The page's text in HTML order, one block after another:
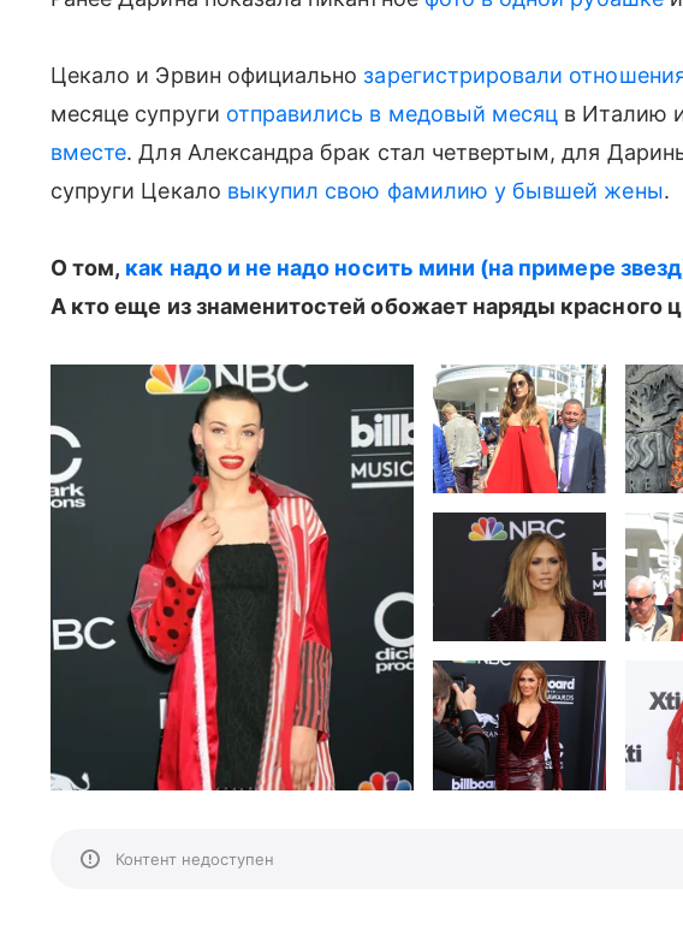
Цекало и Эрвин официально зарегистрировали
месяце супруги отправились в медовый месяц в Италию
вместе. Для Александра брак стал четвертым, для
супруги Цекало выкупил свою фамилию у бывшей жены.
О том, как надо и не надо носить мини (на примере
А кто еще из знаменитостей обожает наряды красного
Контент недоступен